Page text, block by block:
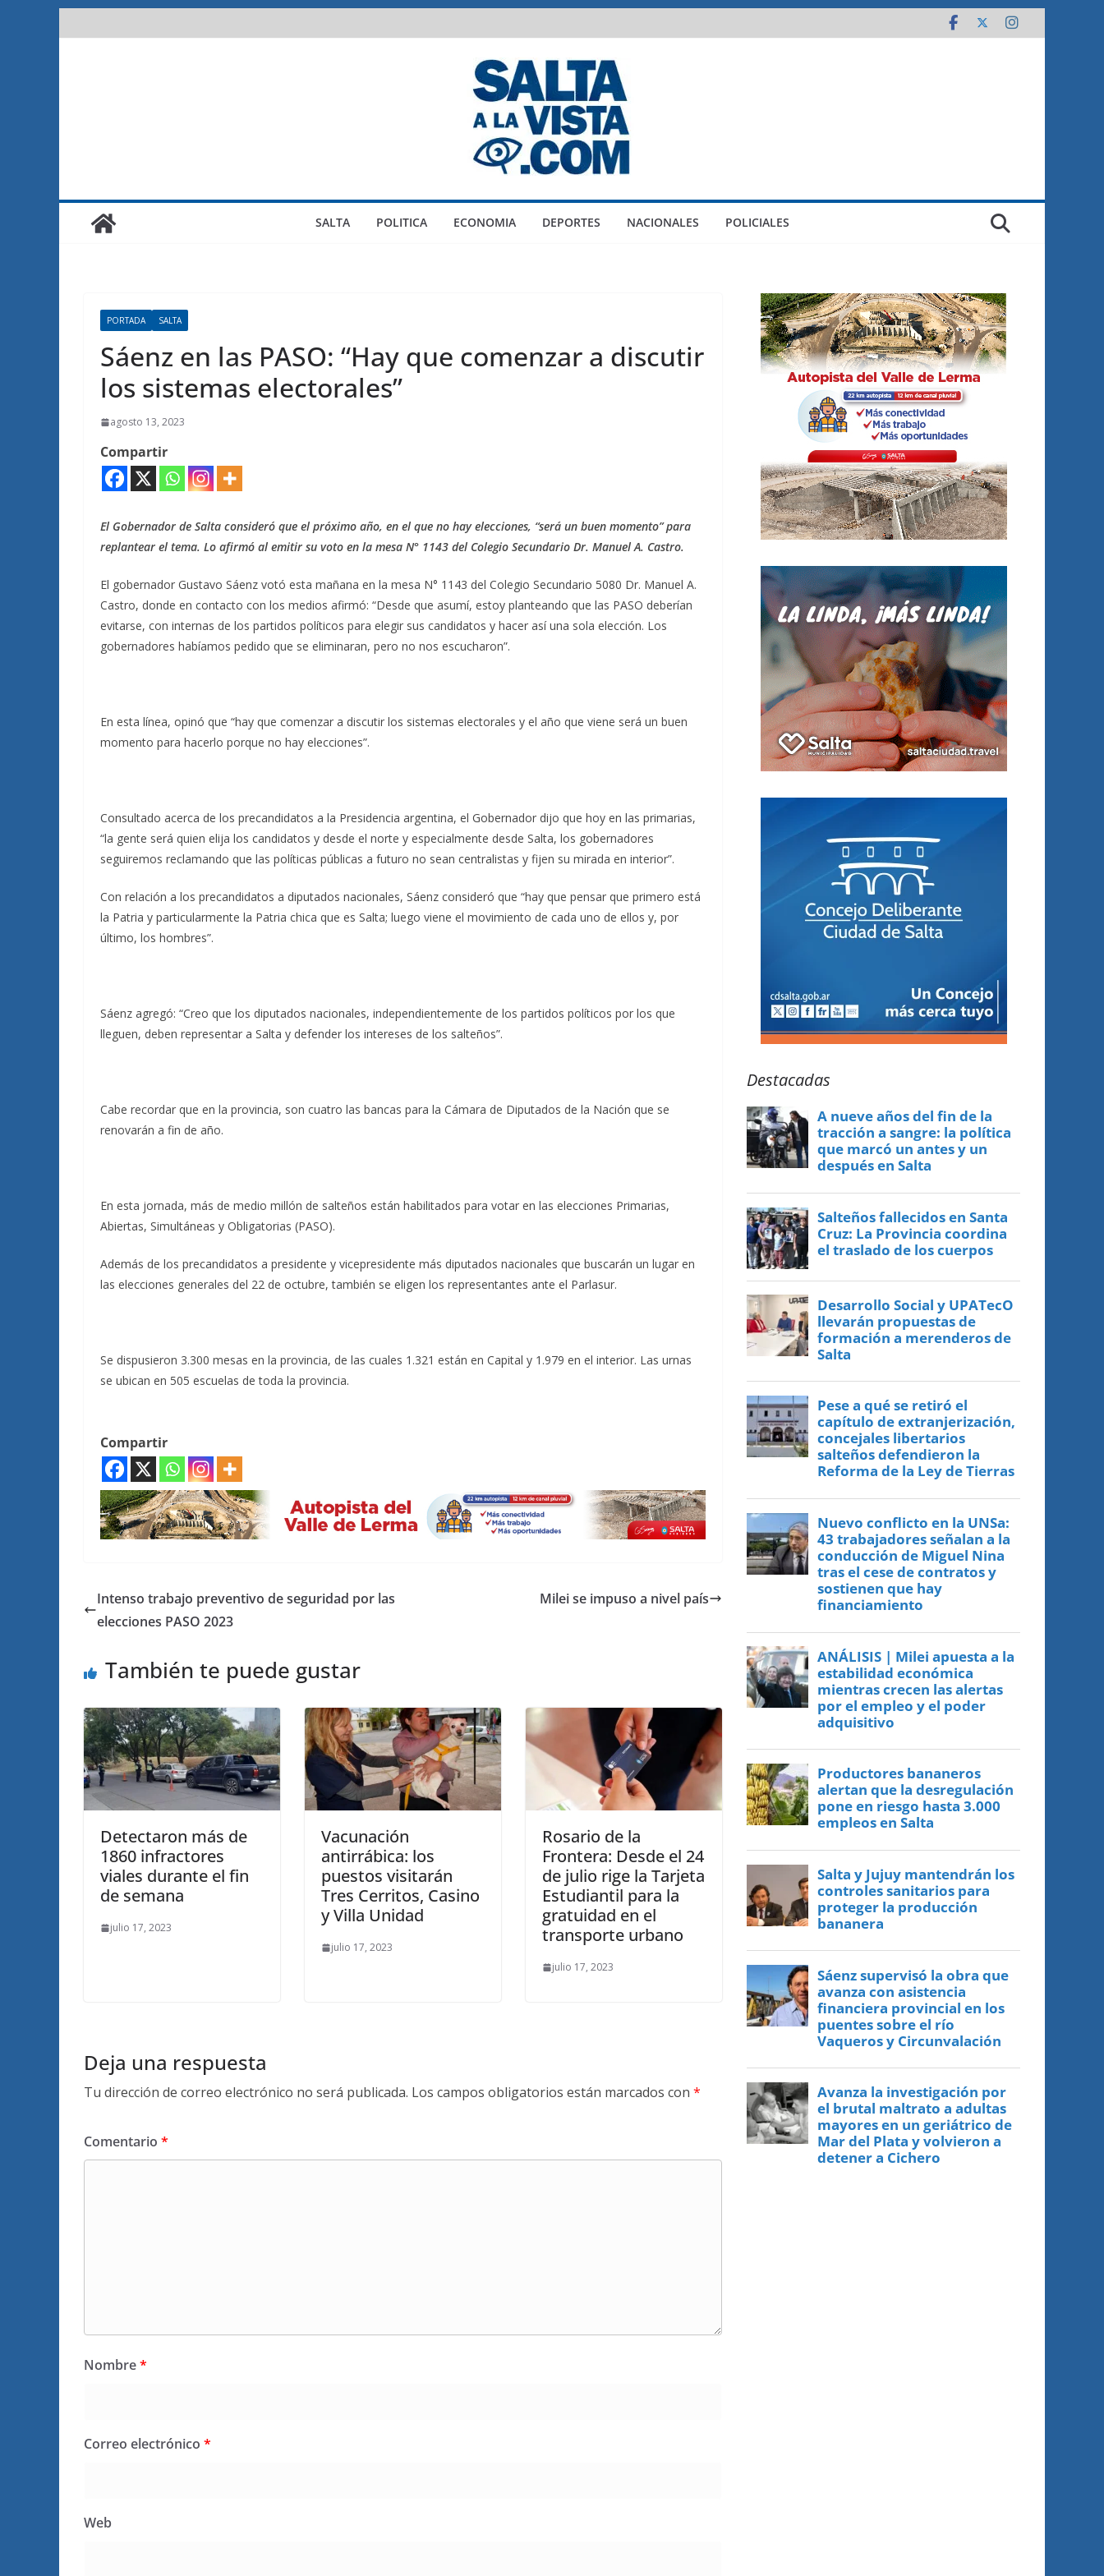
al
SALTA POLITICA ECONOMIA DEPORTES NACIONALES POLICIALES
PORTADA SALTA
Sáenz en las PASO: “Hay que comenzar a discutir
los sistemas electorales”
agosto 13, 2023
Compartir
El Gobernador de Salta consideró que el próximo año, en el que no hay elecciones, “será un buen momento” para
replantear el tema. Lo afirmó al emitir su voto en la mesa N° 1143 del Colegio Secundario Dr. Manuel A. Castro.
El gobernador Gustavo Sáenz votó esta mañana en la mesa N° 1143 del Colegio Secundario 5080 Dr. Manuel A.
Castro, donde en contacto con los medios afirmó: “Desde que asumí, estoy planteando que las PASO deberían
evitarse, con internas de los partidos políticos para elegir sus candidatos y hacer así una sola elección. Los
gobernadores habíamos pedido que se eliminaran, pero no nos escucharon”.
En esta línea, opinó que “hay que comenzar a discutir los sistemas electorales y el año que viene será un buen
momento para hacerlo porque no hay elecciones”.
Consultado acerca de los precandidatos a la Presidencia argentina, el Gobernador dijo que hoy en las primarias,
“la gente será quien elija los candidatos y desde el norte y especialmente desde Salta, los gobernadores
seguiremos reclamando que las políticas públicas a futuro no sean centralistas y fijen su mirada en interior”.
Con relación a los precandidatos a diputados nacionales, Sáenz consideró que “hay que pensar que primero está
la Patria y particularmente la Patria chica que es Salta; luego viene el movimiento de cada uno de ellos y, por
último, los hombres”.
Sáenz agregó: “Creo que los diputados nacionales, independientemente de los partidos políticos por los que
lleguen, deben representar a Salta y defender los intereses de los salteños”.
Cabe recordar que en la provincia, son cuatro las bancas para la Cámara de Diputados de la Nación que se
renovarán a fin de año.
En esta jornada, más de medio millón de salteños están habilitados para votar en las elecciones Primarias,
Abiertas, Simultáneas y Obligatorias (PASO).
Además de los precandidatos a presidente y vicepresidente más diputados nacionales que buscarán un lugar en
las elecciones generales del 22 de octubre, también se eligen los representantes ante el Parlasur.
Se dispusieron 3.300 mesas en la provincia, de las cuales 1.321 están en Capital y 1.979 en el interior. Las urnas
se ubican en 505 escuelas de toda la provincia.
Compartir
Intenso trabajo preventivo de seguridad por las
elecciones PASO 2023
Milei se impuso a nivel país
También te puede gustar
Detectaron más de
1860 infractores
viales durante el fin
de semana
julio 17, 2023
Vacunación
antirrábica: los
puestos visitarán
Tres Cerritos, Casino
y Villa Unidad
julio 17, 2023
Rosario de la
Frontera: Desde el 24
de julio rige la Tarjeta
Estudiantil para la
gratuidad en el
transporte urbano
julio 17, 2023
Deja una respuesta
Tu dirección de correo electrónico no será publicada. Los campos obligatorios están marcados con *
Comentario *
Nombre*
Correo electrónico *
Web
Destacadas